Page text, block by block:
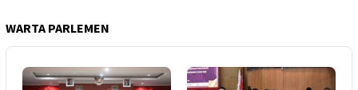
WARTA PARLEMEN